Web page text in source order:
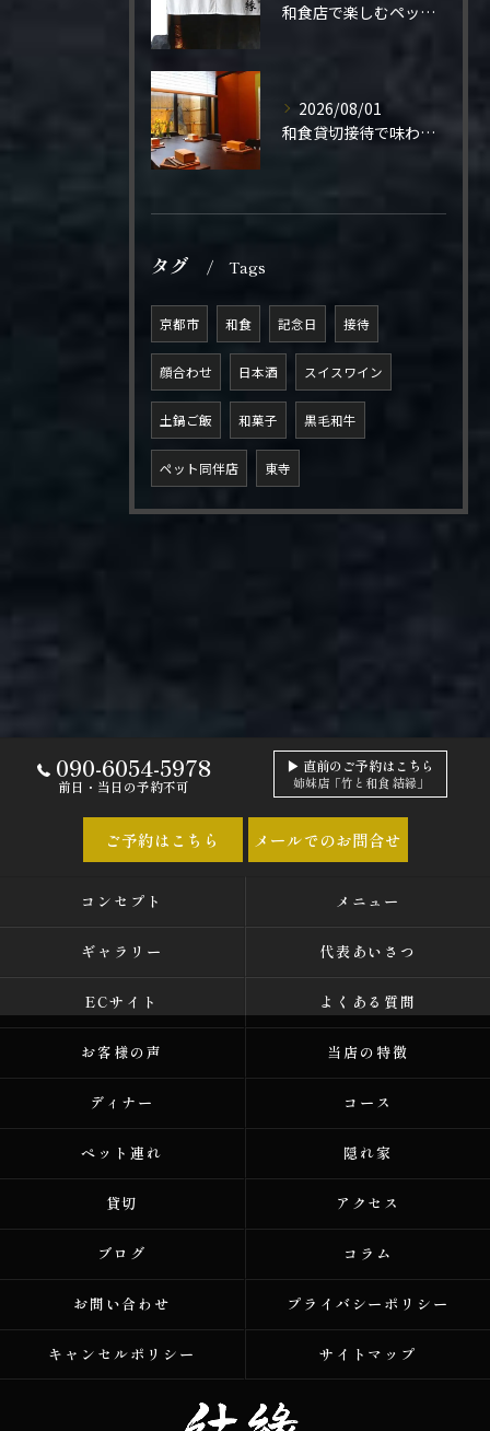
和食店で楽しむペット同伴の食事体験
2026/08/01
和食貸切接待で味わう極上の一夜
タグ Tags
京都市 和食 記念日 接待
顔合わせ 日本酒 スイスワイン
土鍋ご飯 和菓子 黒毛和牛
ペット同伴店 東寺
090-6054-5978
前日・当日の予約不可
▶ 直前のご予約はこちら
姉妹店「竹と和食 結縁」
ご予約はこちら メールでのお問合せ
コンセプト メニュー
ギャラリー 代表あいさつ
ECサイト よくある質問
お客様の声 当店の特徴
ディナー コース
ペット連れ 隠れ家
貸切 アクセス
ブログ コラム
お問い合わせ プライバシーポリシー
キャンセルポリシー サイトマップ